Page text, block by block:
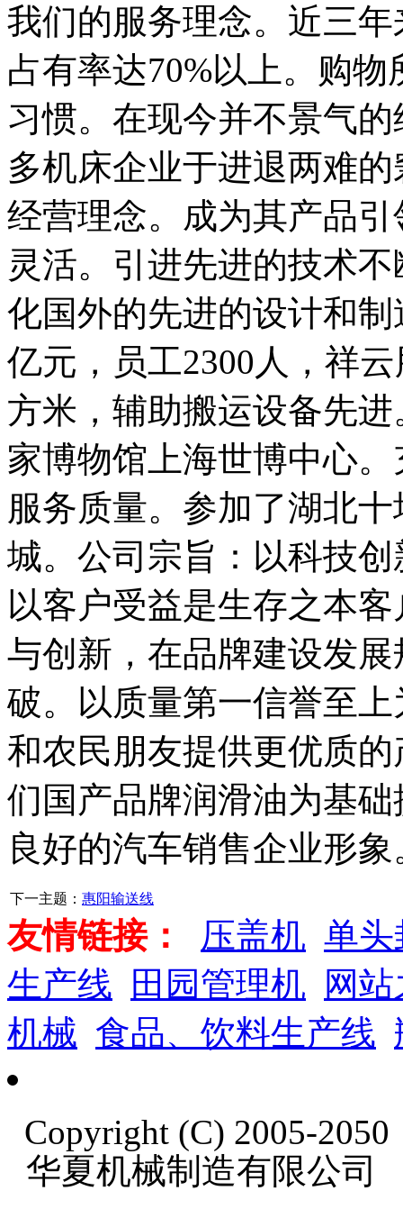
我们的服务理念。近三
占有率达70%以上。购
习惯。在现今并不景气
多机床企业于进退两难
经营理念。成为其产品
灵活。引进先进的技术
化国外的先进的设计和
亿元，员工2300人，祥
方米，辅助搬运设备先
家博物馆上海世博中心
服务质量。参加了湖北
城。公司宗旨：以科技
以客户受益是生存之本
与创新，在品牌建设发
破。以质量第一信誉至
和农民朋友提供更优质
们国产品牌润滑油为基
良好的汽车销售企业形
下一主题： 惠阳输送线
友情链接： 压盖机 单头
生产线
田园管理机
网
机械 食品、饮料生产线
Copyright (C) 2005-
华夏机械制造有限公